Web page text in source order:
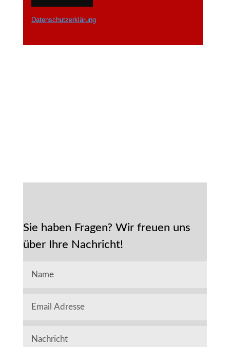
Sie haben Fragen? Wir freuen uns
über Ihre Nachricht!